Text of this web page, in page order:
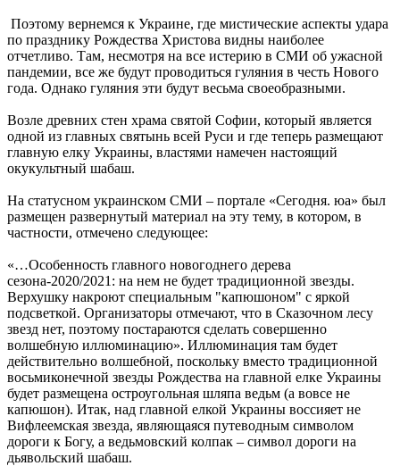
Поэтому вернемся к Украине, где мистические аспекты удара
по празднику Рождества Христова видны наиболее
отчетливо. Там, несмотря на все истерию в СМИ об ужасной
пандемии, все же будут проводиться гуляния в честь Нового
года. Однако гуляния эти будут весьма своеобразными.
Возле древних стен храма святой Софии, который является
одной из главных святынь всей Руси и где теперь размещают
главную елку Украины, властями намечен настоящий
окукультный шабаш.
На статусном украинском СМИ – портале «Сегодня. юа» был
размещен развернутый материал на эту тему, в котором, в
частности, отмечено следующее:
«…Особенность главного новогоднего дерева
сезона-2020/2021: на нем не будет традиционной звезды.
Верхушку накроют специальным "капюшоном" с яркой
подсветкой. Организаторы отмечают, что в Сказочном лесу
звезд нет, поэтому постараются сделать совершенно
волшебную иллюминацию». Иллюминация там будет
действительно волшебной, поскольку вместо традиционной
восьмиконечной звезды Рождества на главной елке Украины
будет размещена остроугольная шляпа ведьм (а вовсе не
капюшон). Итак, над главной елкой Украины воссияет не
Вифлеемская звезда, являющаяся путеводным символом
дороги к Богу, а ведьмовский колпак – символ дороги на
дьявольский шабаш.